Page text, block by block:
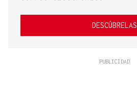
DESCÚBRELAS